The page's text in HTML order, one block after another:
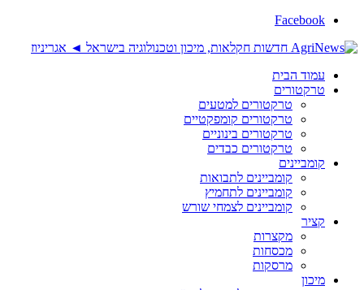
Facebook
עמוד הבית
טרקטורים
טרקטורים למטעים
טרקטורים קומפקטיים
טרקטורים בינוניים
טרקטורים כבדים
קומביינים
קומביינים לתבואות
קומביינים לתחמיץ
קומביינים לצמחי שורש
קציר
מקצרות
מכסחות
מרסקות
מיכון